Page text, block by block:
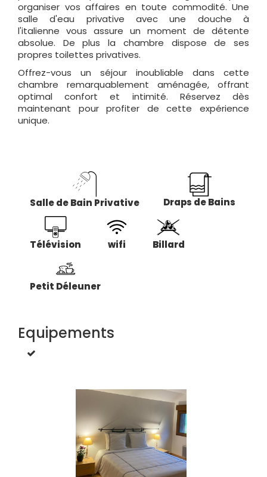
organiser vos affaires en toute commodité. Une
salle d'eau privative avec une douche à
l'italienne vous assure un moment de détente
absolue. De plus la chambre dispose de ses
propres toilettes privatives.
Offrez-vous un séjour inoubliable dans cette
chambre remarquablement aménagée, offrant
optimal confort et intimité. Réservez dès
maintenant pour profiter de cette expérience
unique.
Salle de Bain Privative Draps de Bains
Télévision wifi Billard
Petit Déleuner
Equipements